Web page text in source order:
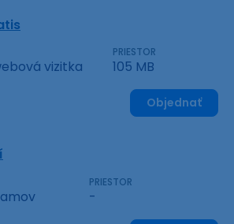
vizitka
PRIESTOR
105 MB
Objednať
PRIESTOR
-